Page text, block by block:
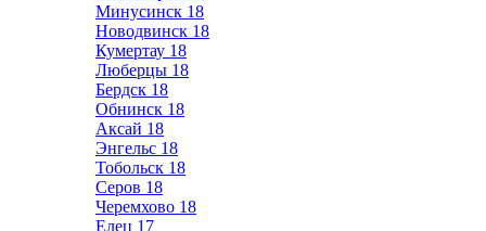
Минусинск 18
Новодвинск 18
Кумертау 18
Люберцы 18
Бердск 18
Обнинск 18
Аксай 18
Энгельс 18
Тобольск 18
Серов 18
Черемхово 18
Елец 17